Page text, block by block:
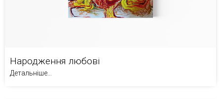
Народження любові
Детальніше...